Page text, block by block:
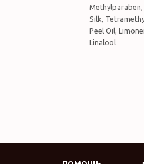
Silk,
Peel Oil,
Linalool